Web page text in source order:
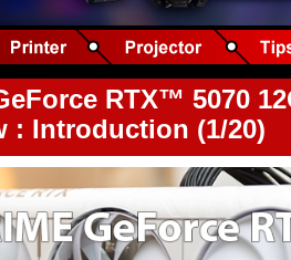
RTX™ 5070
: Introduction (1/20)